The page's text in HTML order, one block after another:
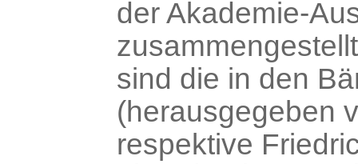
der Akademie-
sind die in den
(herausgegeben
respektive